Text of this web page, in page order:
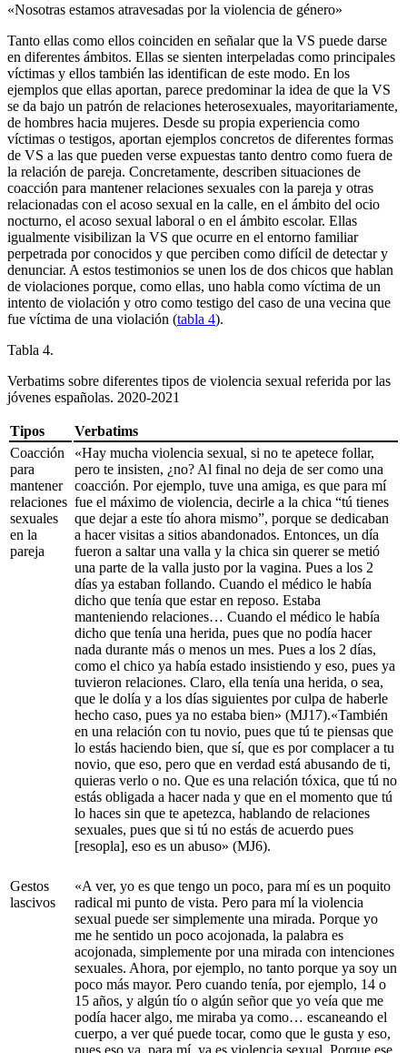
«Nosotras estamos atravesadas por la violencia de género»
Tanto ellas como ellos coinciden en señalar que la VS puede darse
en diferentes ámbitos. Ellas se sienten interpeladas como principales
víctimas y ellos también las identifican de este modo. En los
ejemplos que ellas aportan, parece predominar la idea de que la VS
se da bajo un patrón de relaciones heterosexuales, mayoritariamente,
de hombres hacia mujeres. Desde su propia experiencia como
víctimas o testigos, aportan ejemplos concretos de diferentes formas
de VS a las que pueden verse expuestas tanto dentro como fuera de
la relación de pareja. Concretamente, describen situaciones de
coacción para mantener relaciones sexuales con la pareja y otras
relacionadas con el acoso sexual en la calle, en el ámbito del ocio
nocturno, el acoso sexual laboral o en el ámbito escolar. Ellas
igualmente visibilizan la VS que ocurre en el entorno familiar
perpetrada por conocidos y que perciben como difícil de detectar y
denunciar. A estos testimonios se unen los de dos chicos que hablan
de violaciones porque, como ellas, uno habla como víctima de un
intento de violación y otro como testigo del caso de una vecina que
fue víctima de una violación (tabla 4).
Tabla 4.
Verbatims sobre diferentes tipos de violencia sexual referida por las
jóvenes españolas. 2020-2021
Tipos
Verbatims
Coacción
para
mantener
relaciones
sexuales
en la
pareja
«Hay mucha violencia sexual, si no te apetece follar,
pero te insisten, ¿no? Al final no deja de ser como una
coacción. Por ejemplo, tuve una amiga, es que para mí
fue el máximo de violencia, decirle a la chica “tú tienes
que dejar a este tío ahora mismo”, porque se dedicaban
a hacer visitas a sitios abandonados. Entonces, un día
fueron a saltar una valla y la chica sin querer se metió
una parte de la valla justo por la vagina. Pues a los 2
días ya estaban follando. Cuando el médico le había
dicho que tenía que estar en reposo. Estaba
manteniendo relaciones… Cuando el médico le había
dicho que tenía una herida, pues que no podía hacer
nada durante más o menos un mes. Pues a los 2 días,
como el chico ya había estado insistiendo y eso, pues ya
tuvieron relaciones. Claro, ella tenía una herida, o sea,
que le dolía y a los días siguientes por culpa de haberle
hecho caso, pues ya no estaba bien» (MJ17).«También
en una relación con tu novio, pues que tú te piensas que
lo estás haciendo bien, que sí, que es por complacer a tu
novio, que eso, pero que en verdad está abusando de ti,
quieras verlo o no. Que es una relación tóxica, que tú no
estás obligada a hacer nada y que en el momento que tú
lo haces sin que te apetezca, hablando de relaciones
sexuales, pues que si tú no estás de acuerdo pues
[resopla], eso es un abuso» (MJ6).
Gestos
lascivos
«A ver, yo es que tengo un poco, para mí es un poquito
radical mi punto de vista. Pero para mí la violencia
sexual puede ser simplemente una mirada. Porque yo
me he sentido un poco acojonada, la palabra es
acojonada, simplemente por una mirada con intenciones
sexuales. Ahora, por ejemplo, no tanto porque ya soy un
poco más mayor. Pero cuando tenía, por ejemplo, 14 o
15 años, y algún tío o algún señor que yo veía que me
podía hacer algo, me miraba ya como… escaneando el
cuerpo, a ver qué puede tocar, como que le gusta y eso,